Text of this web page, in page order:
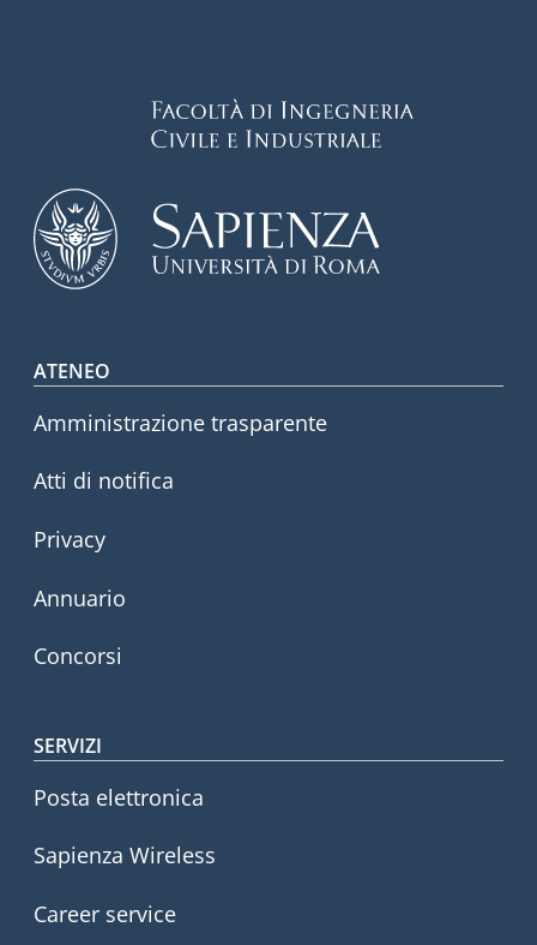
Footer menu
ATENEO
Amministrazione trasparente
Atti di notifica
Privacy
Annuario
Concorsi
SERVIZI
Posta elettronica
Sapienza Wireless
Career service